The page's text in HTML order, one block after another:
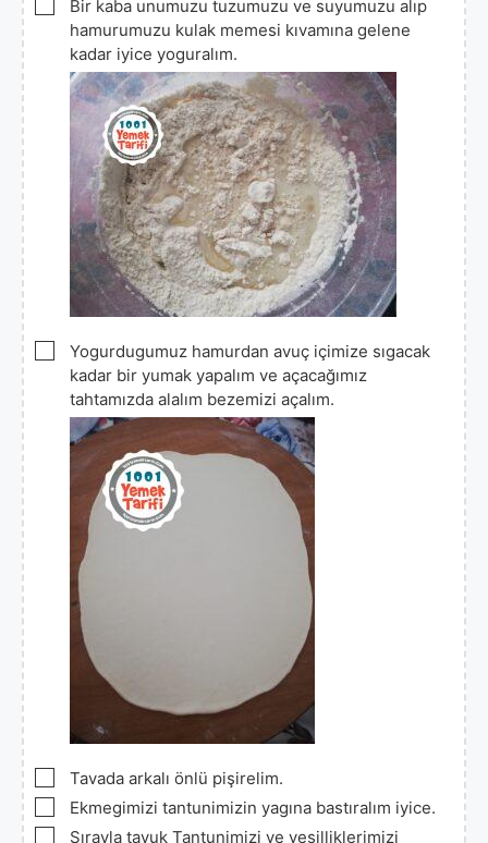
▢
Bir kaba unumuzu tuzumuzu ve suyumuzu alıp
hamurumuzu kulak memesi kıvamına gelene
kadar iyice yoguralım.
▢
Yogurdugumuz hamurdan avuç içimize sıgacak
kadar bir yumak yapalım ve açacağımız
tahtamızda alalım bezemizi açalım.
▢
Tavada arkalı önlü pişirelim.
▢
Ekmegimizi tantunimizin yagına bastıralım iyice.
▢
Sırayla tavuk Tantunimizi ve yeşilliklerimizi